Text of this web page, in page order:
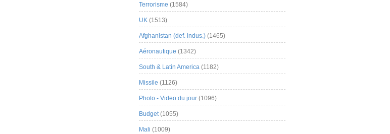
Terrorisme (1584)
UK (1513)
Afghanistan (def. indus.) (1465)
Aéronautique (1342)
South & Latin America (1182)
Missile (1126)
Photo - Video du jour (1096)
Budget(1055)
Mali (1009)